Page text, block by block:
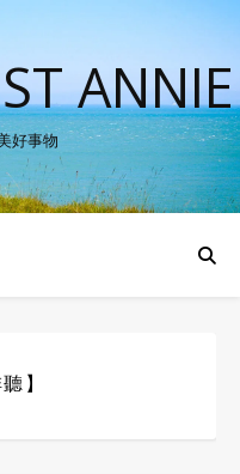
ANNIE
好事物
】